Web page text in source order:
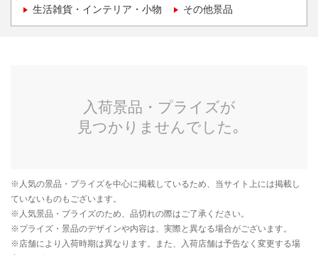
生活雑貨・インテリア・小物 その他景品